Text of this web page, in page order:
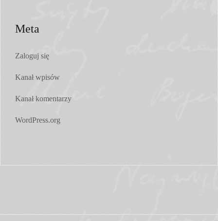
Meta
Zaloguj się
Kanał wpisów
Kanał komentarzy
WordPress.org